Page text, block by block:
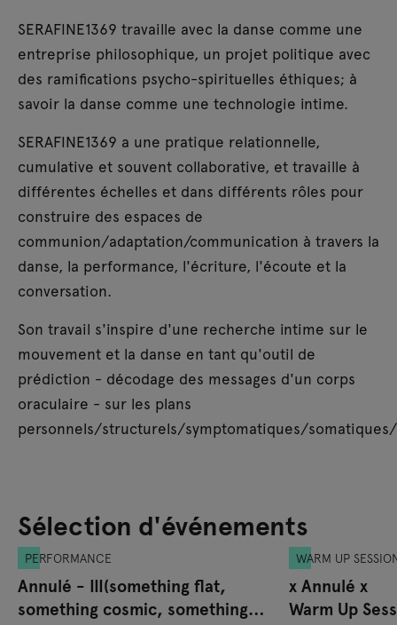
SERAFINE1369 travaille avec la danse comme une
entreprise philosophique, un projet politique avec
des ramifications psycho-spirituelles éthiques; à
savoir la danse comme une technologie intime.
SERAFINE1369 a une pratique relationnelle,
cumulative et souvent collaborative, et travaille à
différentes échelles et dans différents rôles pour
construire des espaces de
communion/adaptation/communication à travers la
danse, la performance, l'écriture, l'écoute et la
conversation.
Son travail s'inspire d'une recherche intime sur le
mouvement et la danse en tant qu'outil de
prédiction - décodage des messages d'un corps
oraculaire - sur les plans
personnels/structurels/symptomatiques/
Sélection d'événements
PERFORMANCE
Annulé - III(something flat,
something cosmic, something
WARM UP
x Annulé x
Warm Up